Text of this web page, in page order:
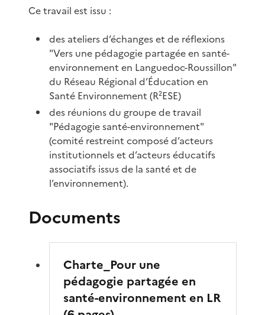
Ce travail est issu :
des ateliers d’échanges et de réflexions
"Vers une pédagogie partagée en santé-
environnement en Languedoc-Roussillon"
du Réseau Régional d’Éducation en
Santé Environnement (R²ESE)
des réunions du groupe de travail
"Pédagogie santé-environnement"
(comité restreint composé d’acteurs
institutionnels et d’acteurs éducatifs
associatifs issus de la santé et de
l’environnement).
Documents
Charte_Pour une
pédagogie partagée en
santé-environnement en LR